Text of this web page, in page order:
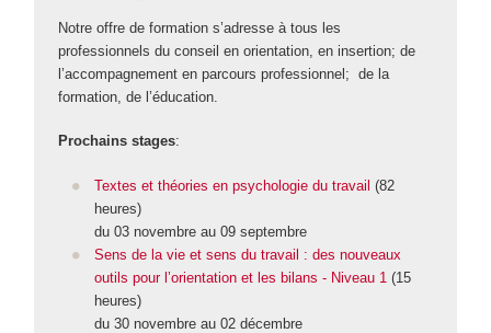
Notre offre de formation s’adresse à tous les
professionnels du conseil en orientation, en insertion; de
l’accompagnement en parcours professionnel; de la
formation, de l’éducation.
Prochains stages:
Textes et théories en psychologie du travail (82
heures)
du 03 novembre au 09 septembre
Sens de la vie et sens du travail : des nouveaux
outils pour l’orientation et les bilans - Niveau 1 (15
heures)
du 30 novembre au 02 décembre